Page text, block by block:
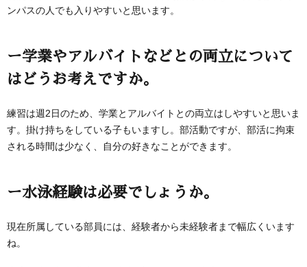
ンパスの人でも入りやすいと思います。
ー学業やアルバイトなどとの両立について
はどうお考えですか。
練習は週2日のため、学業とアルバイトとの両立はしやすいと思いま
す。掛け持ちをしている子もいますし。部活動ですが、部活に拘束
される時間は少なく、自分の好きなことができます。
ー水泳経験は必要でしょうか。
現在所属している部員には、経験者から未経験者まで幅広くいます
ね。